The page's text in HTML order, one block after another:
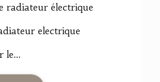
radiateur électrique
electrique
le...